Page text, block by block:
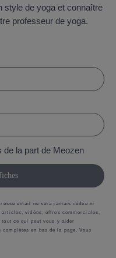
style de yoga et connaître
professeur de yoga.
la part de Meozen
email ne sera jamais cédée ni
vidéos, offres commerciales,
ce qui peut vous y aider
en bas de la page. Vous